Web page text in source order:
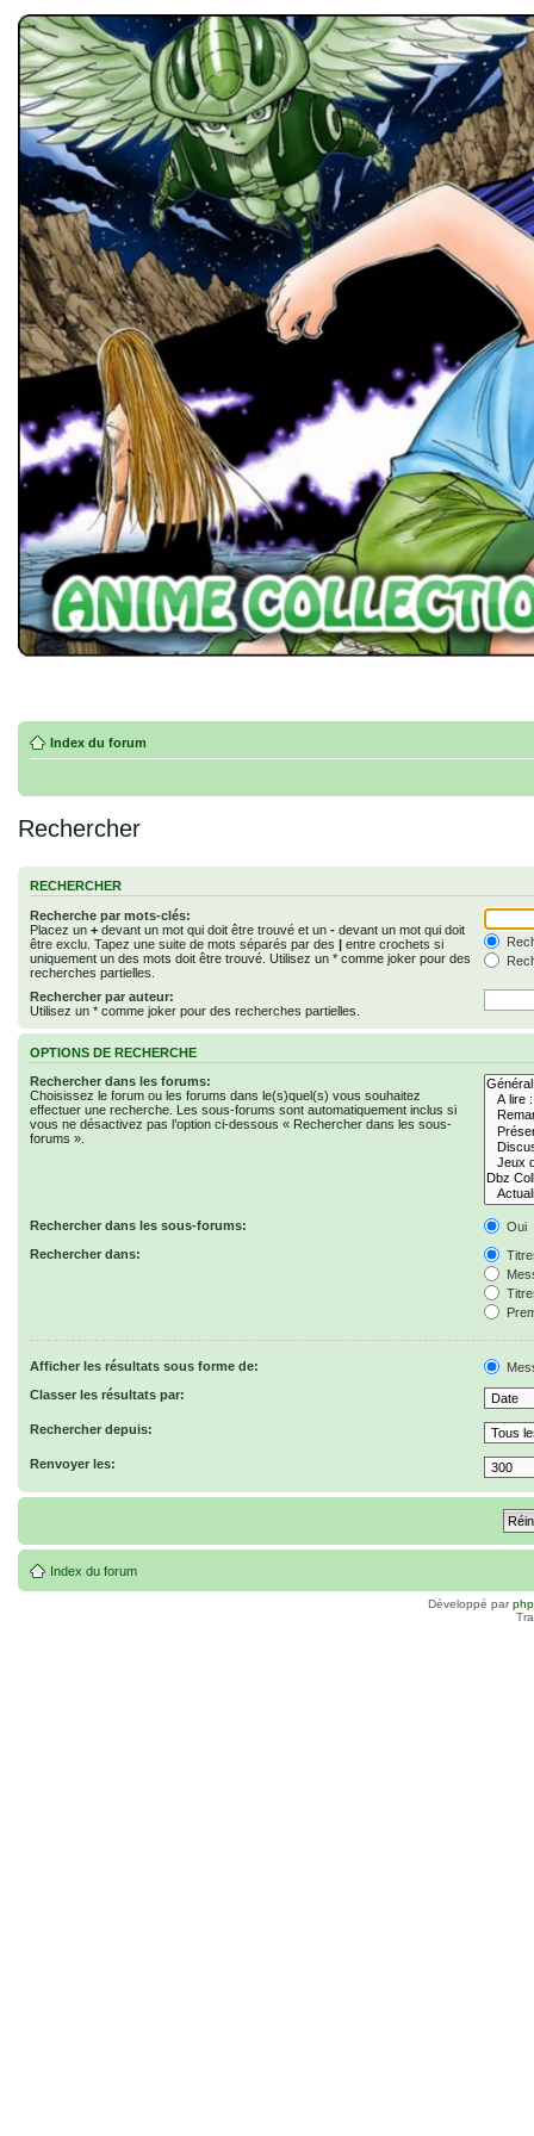
Index du forum
Rechercher
RECHERCHER
Recherche par mots-clés:
Placez un + devant un mot qui doit être trouvé et un - devant un mot qui doit
être exclu. Tapez une suite de mots séparés par des | entre crochets si
uniquement un des mots doit être trouvé. Utilisez un * comme joker pour des
recherches partielles.
Rechercher par auteur:
Utilisez un * comme joker pour des recherches partielles.
OPTIONS DE RECHERCHE
Rechercher dans les forums:
Choisissez le forum ou les forums dans le(s)quel(s) vous souhaitez
effectuer une recherche. Les sous-forums sont automatiquement inclus si
vous ne désactivez pas l’option ci-dessous « Rechercher dans les sous-
forums ».
Rechercher dans les sous-forums:
Oui
Rechercher dans:
Afficher les résultats sous forme de:
Classer les résultats par:
Rechercher depuis:
Renvoyer les:
Index du forum
Développé par